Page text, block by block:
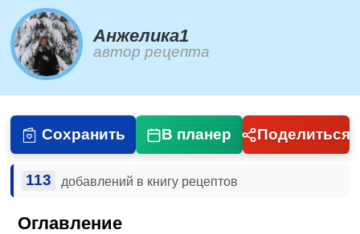
Анжелика1
автор рецепта
Сохранить В планер Поделиться
113 добавлений в книгу рецептов
Оглавление